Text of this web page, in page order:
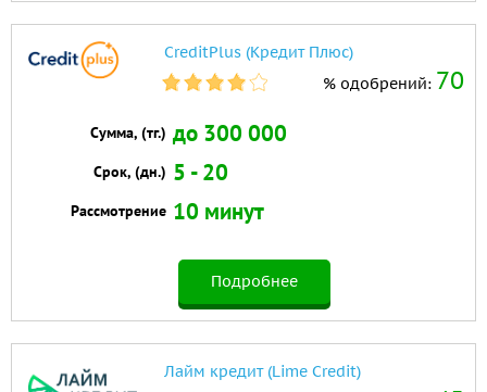
CreditPlus (Кредит Плюс)
% одобрений: 70
Сумма, (тг.) до 300 000
Срок, (дн.) 5 - 20
Рассмотрение 10 минут
Подробнее
Лайм кредит (Lime Credit)